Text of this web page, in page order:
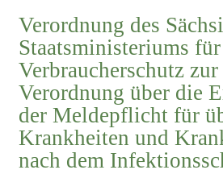
Verordnung des
Staatsministeriums
Verbraucherschutz
Verordnung über die
der Meldepflicht für
Krankheiten und
nach dem